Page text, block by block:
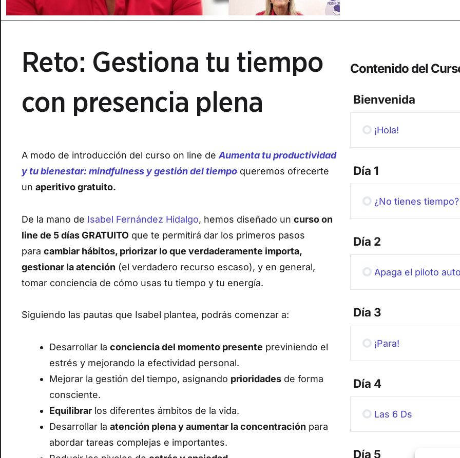
Reto: Gestiona tu tiempo
con presencia plena
A modo de introducción del curso on line de Aumenta tu productividad
y tu bienestar: mindfulness y gestión del tiempo queremos ofrecerte
un aperitivo gratuito.
De la mano de Isabel Fernández Hidalgo, hemos diseñado un curso on
line de 5 días GRATUITO que te permitirá dar los primeros pasos
para cambiar hábitos, priorizar lo que verdaderamente importa,
gestionar la atención (el verdadero recurso escaso), y en general,
tomar conciencia de cómo usas tu tiempo y tu energía.
Siguiendo las pautas que Isabel plantea, podrás comenzar a:
Desarrollar la conciencia del momento presente previniendo el
estrés y mejorando la efectividad personal.
Mejorar la gestión del tiempo, asignando prioridades de forma
consciente.
Equilibrar los diferentes ámbitos de la vida.
Desarrollar la atención plena y aumentar la concentración para
abordar tareas complejas e importantes.
Contenido del
Bienvenida
¡Hola!
Día 1
¿No tienes tiempo?
Día 2
Apaga el piloto
Día 3
¡Para!
Día 4
Las 6 Ds
Día 5